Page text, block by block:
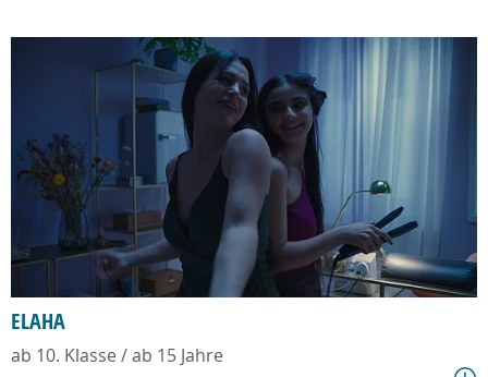
ELAHA
ab 10. Klasse / ab 15 Jahre